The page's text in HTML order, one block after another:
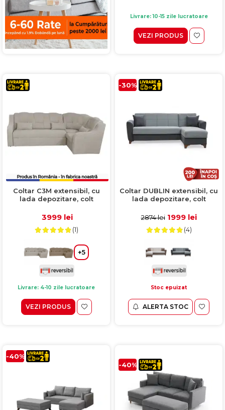
Livrare: 10-15 zile lucratoare
VEZI PRODUS
Coltar C3M extensibil, cu
lada depozitare, colt
270x165x100 cm
3999 lei
(1)
+5
Livrare: 4-10 zile lucratoare
VEZI PRODUS
-30%
Coltar DUBLIN extensibil, cu
lada depozitare, colt
236x146x80 cm
2874 lei 1999 lei
(4)
Stoc epuizat
ALERTA STOC
-40%
-40%